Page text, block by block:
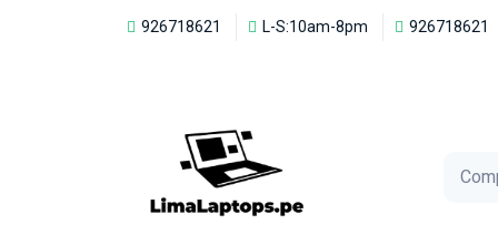
926718621 L-S:10am-8pm 926718621